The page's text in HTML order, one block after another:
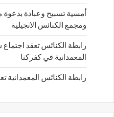
أمسية تسبيح وعبادة بدعوة
ومجمع الكنائس الانجيلية
رابطة الكنائس تعقد
المعمدانية في كفركنا
رابطة الكنائس المعمدانية